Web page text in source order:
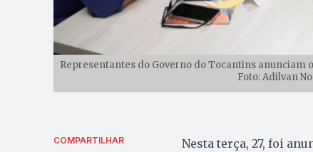
Representantes do Governo do Tocantins anunciam
Foto: Adilvan
COMPARTILHAR
Nesta terça, 27, foi